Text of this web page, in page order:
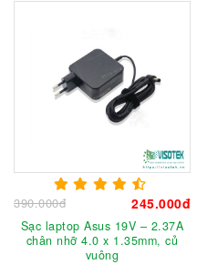
390.000đ 245.000đ
Sạc laptop Asus 19V – 2.37A
chân nhỡ 4.0 x 1.35mm, củ
vuông